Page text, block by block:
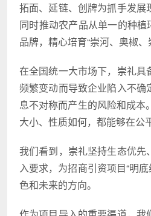
拓面、延链、创牌为抓手发展
同时推动农产品从单一的种
品牌，精心培育“崇河、奥椒
在全国统一大市场下，崇礼
频繁变动而导致企业陷入不
息不对称而产生的风险和成
大小、性质如何，都能够在公
我们看到，崇礼坚持生态优
入要求，为招商引资项目“明
色和未来的方向。